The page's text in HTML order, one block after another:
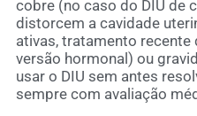
cobre (no caso do DIU de
distorcem a cavidade
ativas, tratamento recente
versão hormonal) ou
usar o DIU sem antes
sempre com avaliação